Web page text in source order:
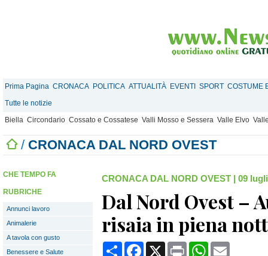
Prima Pagina CRONACA POLITICA ATTUALITÀ EVENTI SPORT COSTUME
Tutte le notizie
Biella Circondario Cossato e Cossatese Valli Mosso e Sessera Valle Elvo
/ CRONACA DAL NORD OVEST
CHE TEMPO FA
RUBRICHE
Annunci lavoro
Animalerie
A tavola con gusto
Benessere e Salute
CRONACA DAL NORD OVEST | 09
Dal Nord Ovest –
risaia in piena
CondividiFacebook
X Print WhatsApp